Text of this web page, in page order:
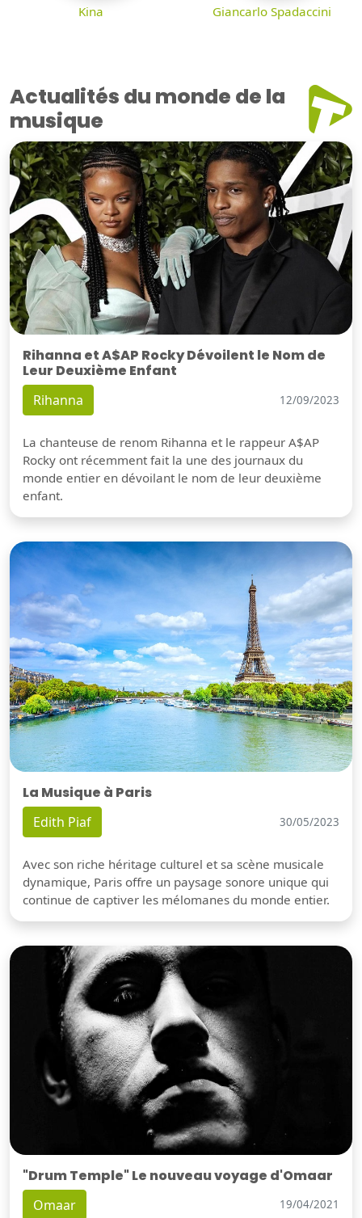
Kina Giancarlo Spadaccini
Actualités du monde de la
musique
Rihanna et A$AP Rocky Dévoilent le Nom de
Leur Deuxième Enfant
Rihanna 12/09/2023
La chanteuse de renom Rihanna et le rappeur A$AP
Rocky ont récemment fait la une des journaux du
monde entier en dévoilant le nom de leur deuxième
enfant.
La Musique à Paris
Edith Piaf 30/05/2023
Avec son riche héritage culturel et sa scène musicale
dynamique, Paris offre un paysage sonore unique qui
continue de captiver les mélomanes du monde entier.
"Drum Temple" Le nouveau voyage d'Omaar
Omaar 19/04/2021